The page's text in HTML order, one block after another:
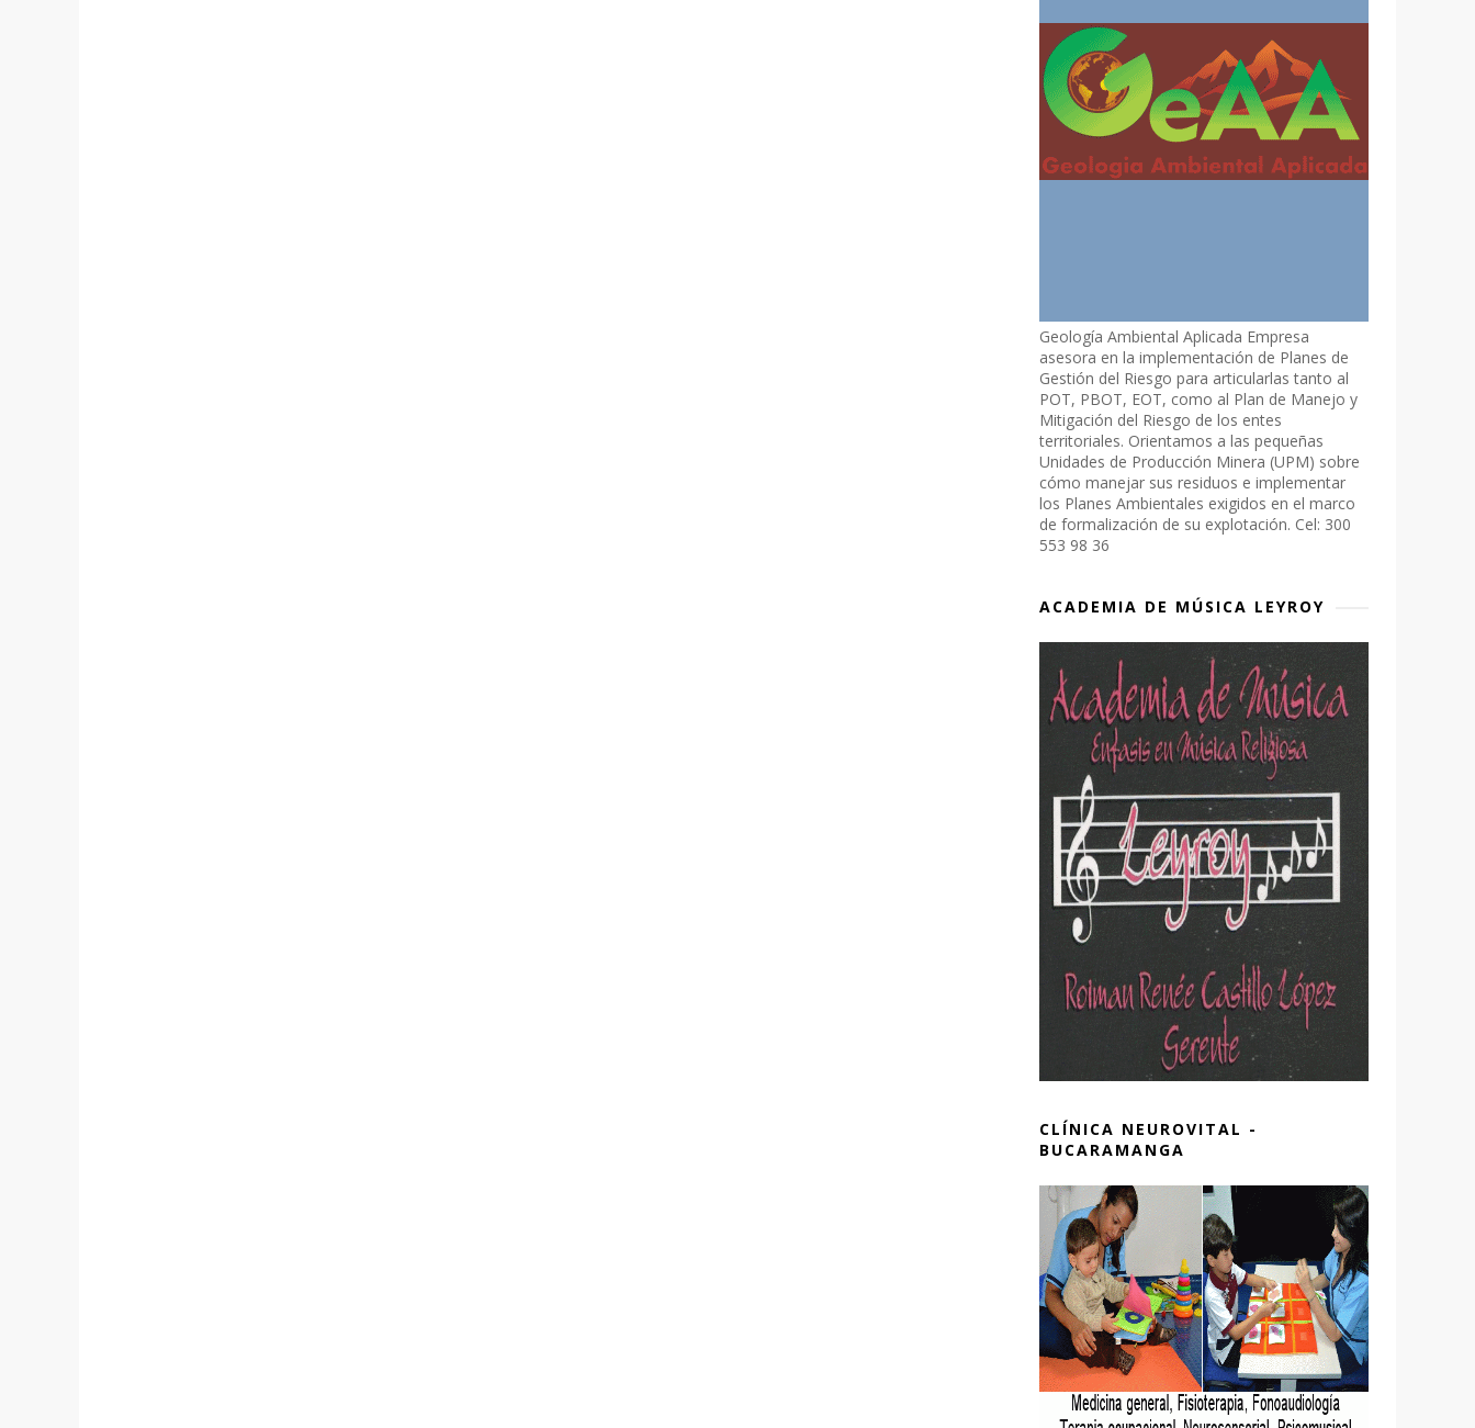
Geología Ambiental Aplicada Empresa
asesora en la implementación de Planes de
Gestión del Riesgo para articularlas tanto al
POT, PBOT, EOT, como al Plan de Manejo y
Mitigación del Riesgo de los entes
territoriales. Orientamos a las pequeñas
Unidades de Producción Minera (UPM) sobre
cómo manejar sus residuos e implementar
los Planes Ambientales exigidos en el marco
de formalización de su explotación. Cel: 300
553 98 36
ACADEMIA DE MÚSICA LEYROY
CLÍNICA NEUROVITAL -
BUCARAMANGA